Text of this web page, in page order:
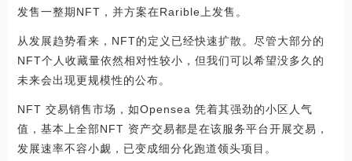
发售一整期NFT，并方案在Rarible上发售。
从发展趋势看来，NFT的定义已经快速扩散。尽管大部分的
NFT个人收藏量依然相对性较小，但我们可以希望没多久的
未来会出现更规模性的公布。
NFT 交易销售市场，如Opensea 凭着其强劲的小区人气
值，基本上全部NFT 资产交易都是在该服务平台开展交易，
发展速率不容小觑，已变成细分化跑道领头项目。